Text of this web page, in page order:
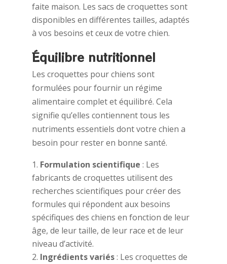
faite maison. Les sacs de croquettes sont
disponibles en différentes tailles, adaptés
à vos besoins et ceux de votre chien.
Équilibre nutritionnel
Les croquettes pour chiens sont
formulées pour fournir un régime
alimentaire complet et équilibré. Cela
signifie qu’elles contiennent tous les
nutriments essentiels dont votre chien a
besoin pour rester en bonne santé.
Formulation scientifique : Les
fabricants de croquettes utilisent des
recherches scientifiques pour créer des
formules qui répondent aux besoins
spécifiques des chiens en fonction de leur
âge, de leur taille, de leur race et de leur
niveau d’activité.
Ingrédients variés: Les croquettes de